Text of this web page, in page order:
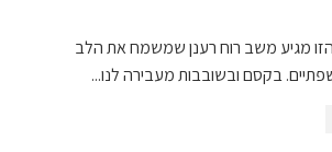
מגיע משב רוח רענן שמשמח את הלב
בקסם ובשובבות מעבירה לנו...